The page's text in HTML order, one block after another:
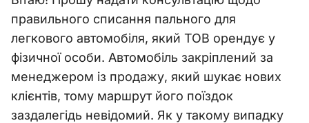
правильного списання пального для
легкового автомобіля, який ТОВ орендує у
фізичної особи. Автомобіль закріплений за
менеджером із продажу, який шукає нових
клієнтів, тому маршрут його поїздок
заздалегідь невідомий. Як у такому випадку